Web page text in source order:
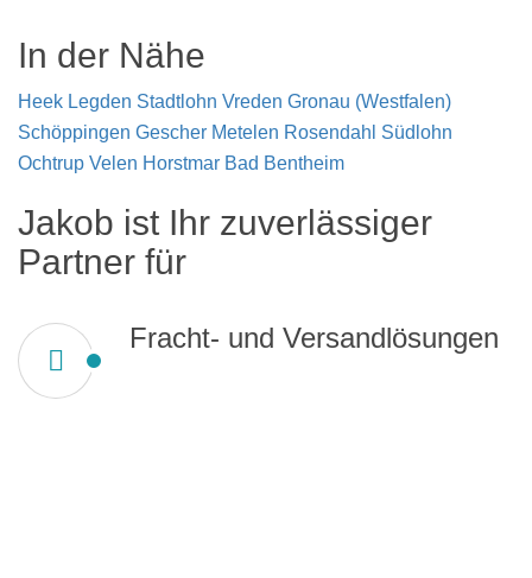
In der Nähe
Heek Legden Stadtlohn Vreden Gronau (Westfalen)
Schöppingen Gescher Metelen Rosendahl Südlohn
Ochtrup Velen Horstmar Bad Bentheim
Jakob ist Ihr zuverlässiger
Partner für
Fracht- und Versandlösungen